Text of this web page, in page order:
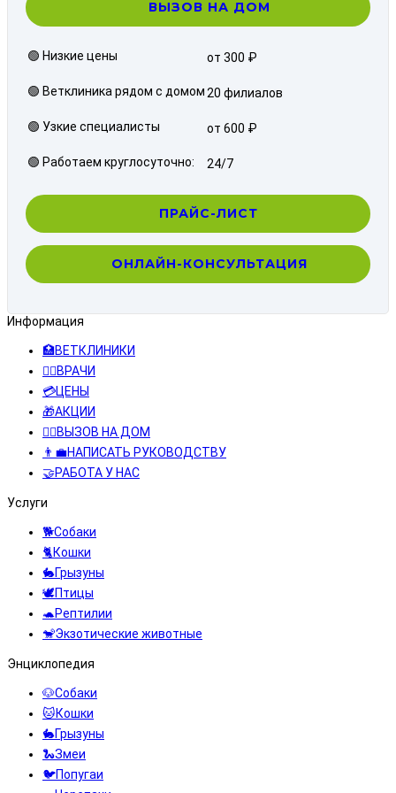
ВЫЗОВ НА ДОМ
🟢 Низкие цены от 300 ₽
🟢 Ветклиника рядом с домом 20 филиалов
🟢 Узкие специалисты от 600 ₽
🟢 Работаем круглосуточно: 24/7
ПРАЙС-ЛИСТ
ОНЛАЙН-КОНСУЛЬТАЦИЯ
Информация
🏥ВЕТКЛИНИКИ
👨‍⚕️ВРАЧИ
💳ЦЕНЫ
🎁АКЦИИ
👩‍⚕️ВЫЗОВ НА ДОМ
👨‍💼НАПИСАТЬ РУКОВОДСТВУ
🤝РАБОТА У НАС
Услуги
🐕Собаки
🐈Кошки
🐇Грызуны
🕊️Птицы
🐢Рептилии
🐒Экзотические животные
Энциклопедия
🐶Собаки
🐱Кошки
🐇Грызуны
🐍Змеи
🐦Попугаи